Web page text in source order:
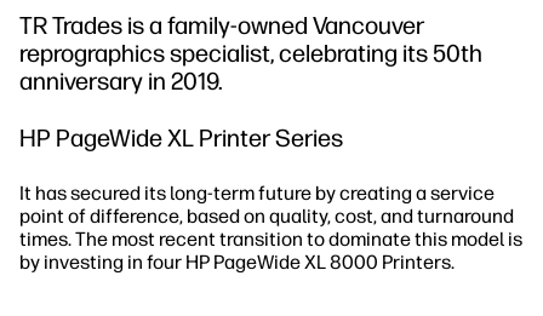
TR Trades is a family-owned Vancouver
reprographics specialist, celebrating its 50th
anniversary in 2019.
HP PageWide XL Printer Series
It has secured its long-term future by creating a service
point of difference, based on quality, cost, and turnaround
times. The most recent transition to dominate this model is
by investing in four HP PageWide XL 8000 Printers.